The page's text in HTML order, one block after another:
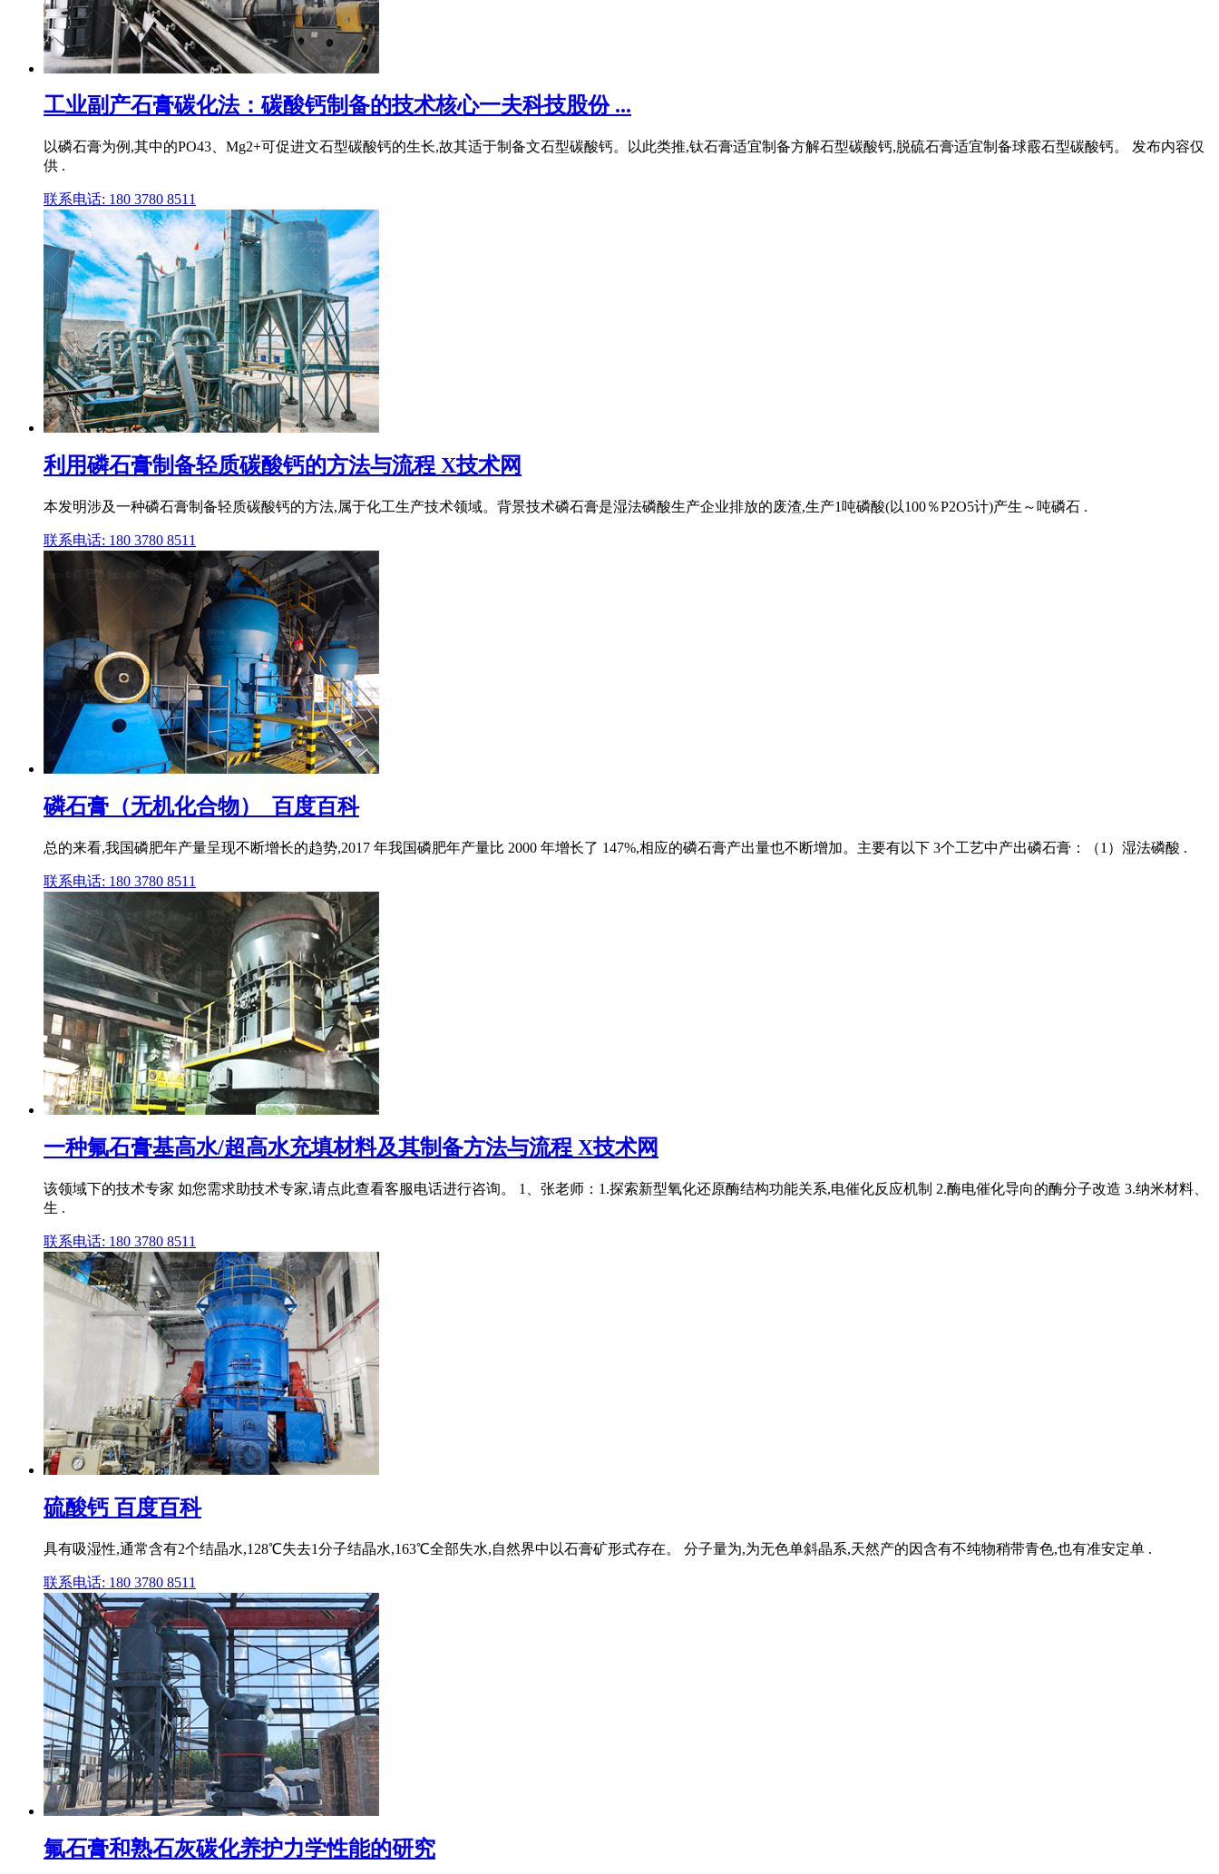
工业副产石膏碳化法：碳酸钙制备的技术核心一夫科技股份 ...
以磷石膏为例,其中的PO43、Mg2+可促进文石型碳酸钙的生长,故其适于制备文石型碳酸钙。以此类推,钛石膏适宜制备方解石型碳酸钙,脱硫石膏适宜制备球霰石型碳酸钙。 发布内容仅
供 .
联系电话: 180 3780 8511
利用磷石膏制备轻质碳酸钙的方法与流程 X技术网
本发明涉及一种磷石膏制备轻质碳酸钙的方法,属于化工生产技术领域。背景技术磷石膏是湿法磷酸生产企业排放的废渣,生产1吨磷酸(以100％P2O5计)产生～吨磷石 .
联系电话: 180 3780 8511
磷石膏（无机化合物）_百度百科
总的来看,我国磷肥年产量呈现不断增长的趋势,2017 年我国磷肥年产量比 2000 年增长了 147%,相应的磷石膏产出量也不断增加。主要有以下 3个工艺中产出磷石膏：（1）湿法磷酸 .
联系电话: 180 3780 8511
一种氟石膏基高水/超高水充填材料及其制备方法与流程 X技术网
该领域下的技术专家 如您需求助技术专家,请点此查看客服电话进行咨询。 1、张老师：1.探索新型氧化还原酶结构功能关系,电催化反应机制 2.酶电催化导向的酶分子改造 3.纳米材料、
生 .
联系电话: 180 3780 8511
硫酸钙 百度百科
具有吸湿性,通常含有2个结晶水,128℃失去1分子结晶水,163℃全部失水,自然界中以石膏矿形式存在。 分子量为,为无色单斜晶系,天然产的因含有不纯物稍带青色,也有准安定单 .
联系电话: 180 3780 8511
氟石膏和熟石灰碳化养护力学性能的研究